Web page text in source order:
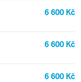
6 600 Kč
6 600 Kč
6 600 Kč